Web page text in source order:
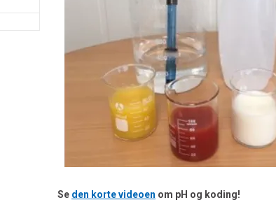
Se den korte videoen om pH og koding!